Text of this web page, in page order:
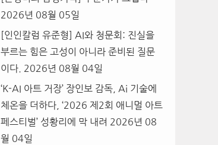
2026년 08월 05일
[인인칼럼 유준형] AI와 청문회: 진실을
부르는 힘은 고성이 아니라 준비된 질문
이다.
2026년 08월 04일
‘K-AI 아트 거장’ 장인보 감독, Ai 기술에
체온을 더하다, ‘2026 제2회 애니멀 아트
페스티벌’ 성황리에 막 내려 2026년 08
월 04일